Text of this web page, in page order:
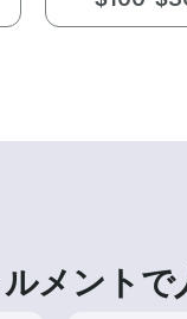
メント